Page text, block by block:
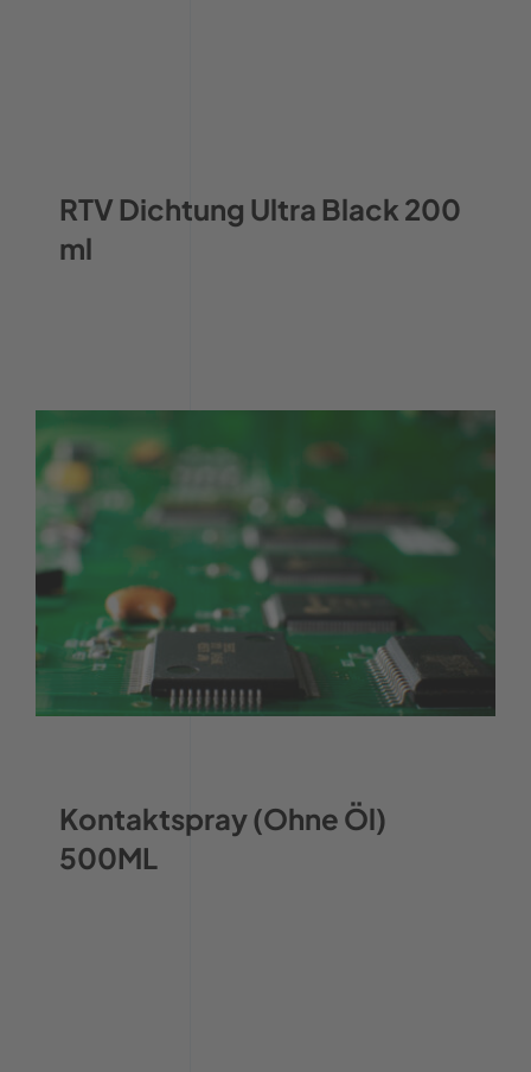
RTV Dichtung Ultra Black 200
ml
Kontaktspray (Ohne Öl)
500ML